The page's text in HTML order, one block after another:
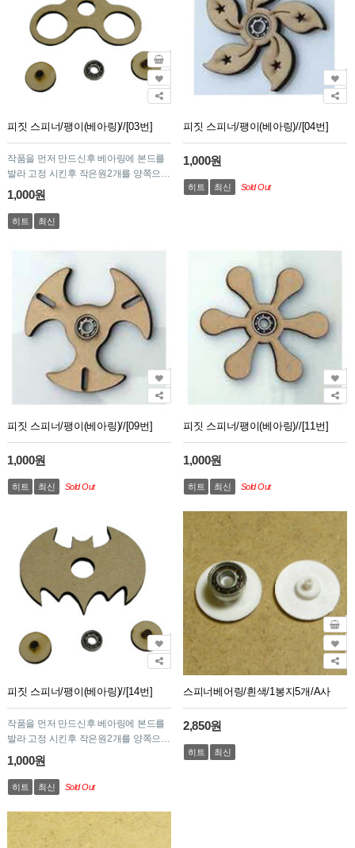
피짓 스피너/팽이(베아링)//[03번]
작품을 먼저 만드신후 베아링에 본드를
발라 고정 시킨후 작은원2개를 양쪽으로
끼웁니다.
1,000원
히트 최신
피짓 스피너/팽이(베아링)//[04번]
1,000원
히트 최신 Sold Out
피짓 스피너/팽이(베아링)//[09번]
1,000원
히트 최신 Sold Out
피짓 스피너/팽이(베아링)//[11번]
1,000원
히트 최신 Sold Out
피짓 스피너/팽이(베아링)//[14번]
작품을 먼저 만드신후 베아링에 본드를
발라 고정 시킨후 작은원2개를 양쪽으로
끼웁니다.
1,000원
히트 최신 Sold Out
스피너베어링/흰색/1봉지5개/A사
2,850원
히트 최신